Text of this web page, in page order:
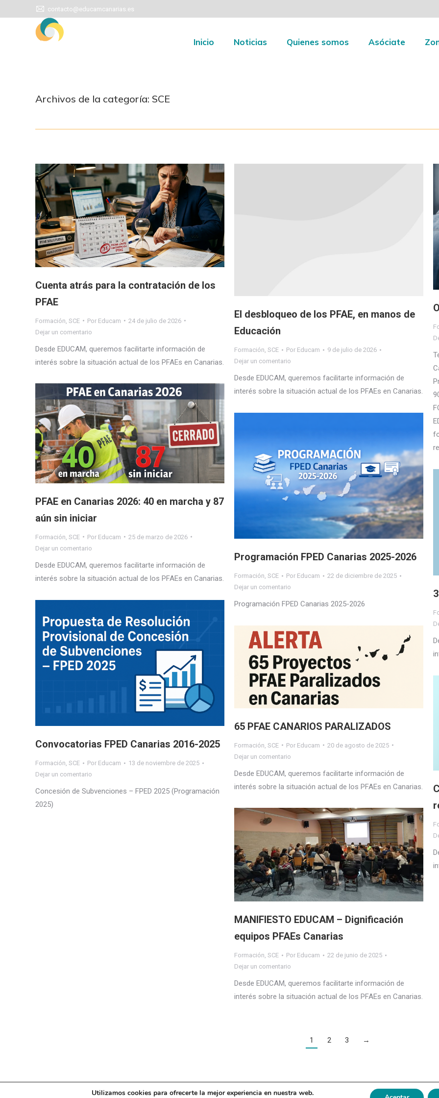
contacto@educamcanarias.es
Inicio Noticias Quienes somos Asóciate
Archivos de la categoría: SCE
Cuenta atrás para la contratación de los
PFAE
Formación SCE Por Educam
24 de julio de 2026
Dejar un comentario
Desde EDUCAM, queremos facilitarte información de
interés sobre la situación actual de los PFAEs en Canarias.
El desbloqueo de los PFAE, en manos de
Educación
Formación, SCE Por Educam
9 de julio de 2026
Dejar un comentario
Desde EDUCAM, queremos facilitarte información de
interés sobre la situación actual de los PFAEs en Canarias.
PFAE en Canarias 2026: 40 en marcha y 87
aún sin iniciar
Formación SCE Por Educam
25 de marzo de 2026
Dejar un comentario
Desde EDUCAM, queremos facilitarte información de
interés sobre la situación actual de los PFAEs en Canarias.
Programación FPED Canarias 2025-2026
Formación, SCE Por Educam
22 de diciembre de 2025
Dejar un comentario
Programación FPED Canarias 2025-2026
Convocatorias FPED Canarias 2016-2025
Formación, SCE Por Educam
13 de noviembre de 2025
Dejar un comentario
Concesión de Subvenciones – FPED 2025 (Programación
2025)
65 PFAE CANARIOS PARALIZADOS
Formación SCE Por Educam
20 de agosto de 2025
Dejar un comentario
Desde EDUCAM, queremos facilitarte información de
interés sobre la situación actual de los PFAEs en Canarias.
MANIFIESTO EDUCAM – Dignificación
equipos PFAEs Canarias
Formación, SCE Por Educam
22 de junio de 2025
Dejar un comentario
Desde EDUCAM, queremos facilitarte información de
interés sobre la situación actual de los PFAEs en Canarias.
1 2 3 →
Utilizamos cookies para ofrecerte la mejor experiencia en nuestra web.
contacto@educamcanarias.es